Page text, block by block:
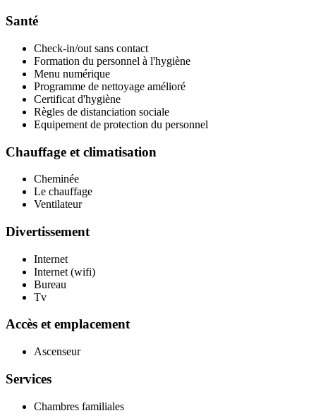
Santé
Check-in/out sans contact
Formation du personnel à l'hygiène
Menu numérique
Programme de nettoyage amélioré
Certificat d'hygiène
Règles de distanciation sociale
Equipement de protection du personnel
Chauffage et climatisation
Cheminée
Le chauffage
Ventilateur
Divertissement
Internet
Internet (wifi)
Bureau
Tv
Accès et emplacement
Ascenseur
Services
Chambres familiales